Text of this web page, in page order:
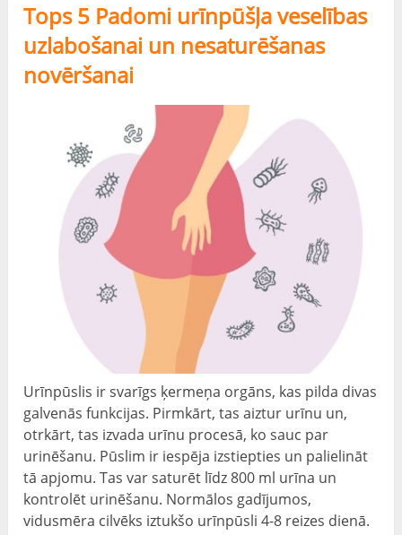
Tops 5 Padomi urīnpūšļa veselības
uzlabošanai un nesaturēšanas
novēršanai
Urīnpūslis ir svarīgs ķermeņa orgāns, kas pilda divas
galvenās funkcijas. Pirmkārt, tas aiztur urīnu un,
otrkārt, tas izvada urīnu procesā, ko sauc par
urinēšanu. Pūslim ir iespēja izstiepties un palielināt
tā apjomu. Tas var saturēt līdz 800 ml urīna un
kontrolēt urinēšanu. Normālos gadījumos,
vidusmēra cilvēks iztukšo urīnpūsli 4-8 reizes dienā.